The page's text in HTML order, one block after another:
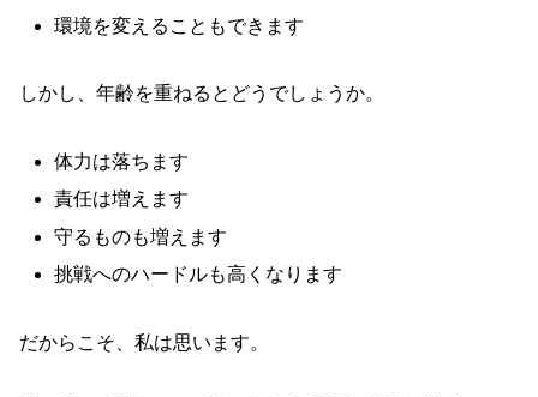
環境を変えることもできます
しかし、年齢を重ねるとどうでしょうか。
体力は落ちます
責任は増えます
守るものも増えます
挑戦へのハードルも高くなります
だからこそ、私は思います。